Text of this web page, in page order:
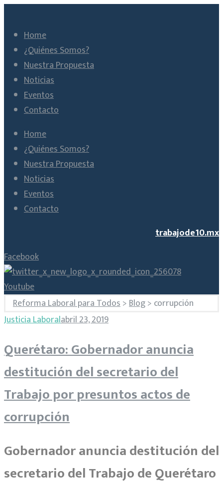
Home
¿Quiénes Somos?
Nuestra Propuesta
Noticias
Eventos
Contacto
Home
¿Quiénes Somos?
Nuestra Propuesta
Noticias
Eventos
Contacto
trabajode10.mx
Facebook
Youtube
Reforma Laboral para Todos>Blog> corrupción
Etiqueta:
corrupción
Justicia Laboralabril 23, 2019
Querétaro: Gobernador anuncia
destitución del secretario del
Trabajo por presuntos actos de
corrupción
Gobernador anuncia destitución del
secretario del Trabajo de Querétaro